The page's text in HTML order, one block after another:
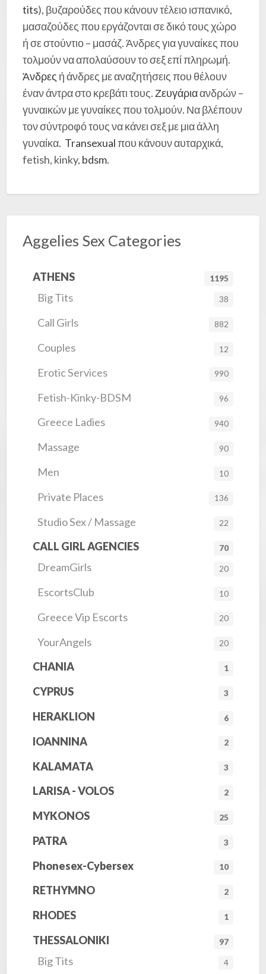
tits), βυζαρούδες που κάνουν τέλειο ισπανικό,
μασαζούδες που εργάζονται σε δικό τους χώρο
ή σε στούντιο – μασάζ. Άνδρες για γυναίκες που
τολμούν να απολαύσουν το σεξ επί πληρωμή.
Άνδρες ή άνδρες με αναζητήσεις που θέλουν
έναν άντρα στο κρεβάτι τους.Ζευγάριαανδρών –
γυναικών με γυναίκες που τολμούν. Να βλέπουν
τον σύντροφό τους να κάνει σεξ με μια άλλη
γυναίκα. Transexualπου κάνουν αυταρχικά,
fetish, kinky, bdsm.
Aggelies Sex Categories
ATHENS 1195
Big Tits 38
Call Girls 882
Couples 12
Erotic Services 990
Fetish-Kinky-BDSM 96
Greece Ladies 940
Massage 90
Men 10
Private Places 136
Studio Sex / Massage 22
CALL GIRL AGENCIES 70
DreamGirls 20
EscortsClub 10
Greece Vip Escorts 20
YourAngels 20
CHANIA 1
CYPRUS 3
HERAKLION 6
IOANNINA 2
KALAMATA 3
LARISA - VOLOS 2
MYKONOS 25
PATRA 3
Phonesex-Cybersex 10
RETHYMNO 2
RHODES 1
THESSALONIKI 97
Big Tits 4